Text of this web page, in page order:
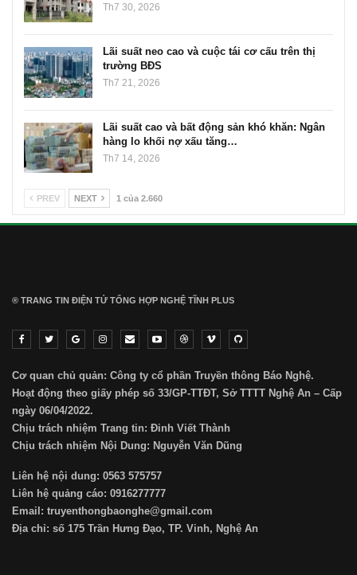
Th7 30, 2026
Lãi suất neo cao và cuộc tái cơ cấu trên thị
trường BĐS
Th7 21, 2026
Lãi suất cao và bất động sản khó khăn: Ngân
hàng lo khối nợ xấu tăng…
Th7 14, 2026
PREV NEXT 1 của 2.660
® TRANG TIN ĐIỆN TỬ ТỔNG HỢP NGHỆ TĨNH PLUS
Cơ quan chủ quản: Công ty cổ phần Truyền thông Báo Nghệ.
Hoạt động theo giấy phép số 33/GP-TTĐT, Sở TTTT Nghệ An – Cấp
ngày 06/04/2022.
Chịu trách nhiệm Trang tin: Đinh Viết Thành
Chịu trách nhiệm Nội Dung: Nguyễn Văn Dũng
Liên hệ nội dung: 0563 575757
Liên hệ quảng cáo: 0916277777
Email: truyenthongbaonghe@gmail.com
Địa chỉ: số 175 Trần Hưng Đạo, TP. Vinh, Nghệ An